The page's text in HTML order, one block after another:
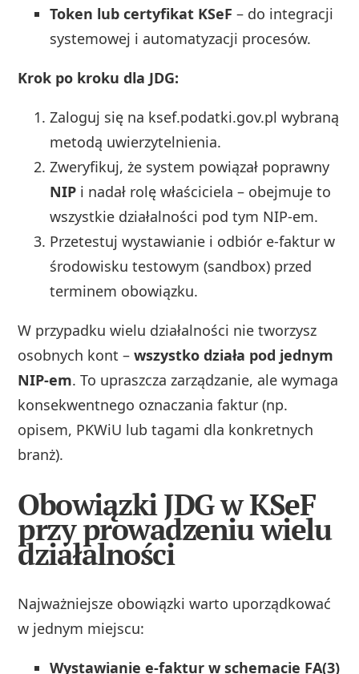
Token lub certyfikat KSeF – do integracji
systemowej i automatyzacji procesów.
Krok po kroku dla JDG:
Zaloguj się na ksef.podatki.gov.pl wybraną
metodą uwierzytelnienia.
Zweryfikuj, że system powiązał poprawny
NIP i nadał rolę właściciela – obejmuje to
wszystkie działalności pod tym NIP-em.
Przetestuj wystawianie i odbiór e-faktur w
środowisku testowym (sandbox) przed
terminem obowiązku.
W przypadku wielu działalności nie tworzysz
osobnych kont –wszystko działa pod jednym
NIP-em. To upraszcza zarządzanie, ale wymaga
konsekwentnego oznaczania faktur (np.
opisem, PKWiU lub tagami dla konkretnych
branż).
Obowiązki JDG w KSeF
przy prowadzeniu wielu
działalności
Najważniejsze obowiązki warto uporządkować
w jednym miejscu:
Wystawianie e-faktur w schemacie FA(3)